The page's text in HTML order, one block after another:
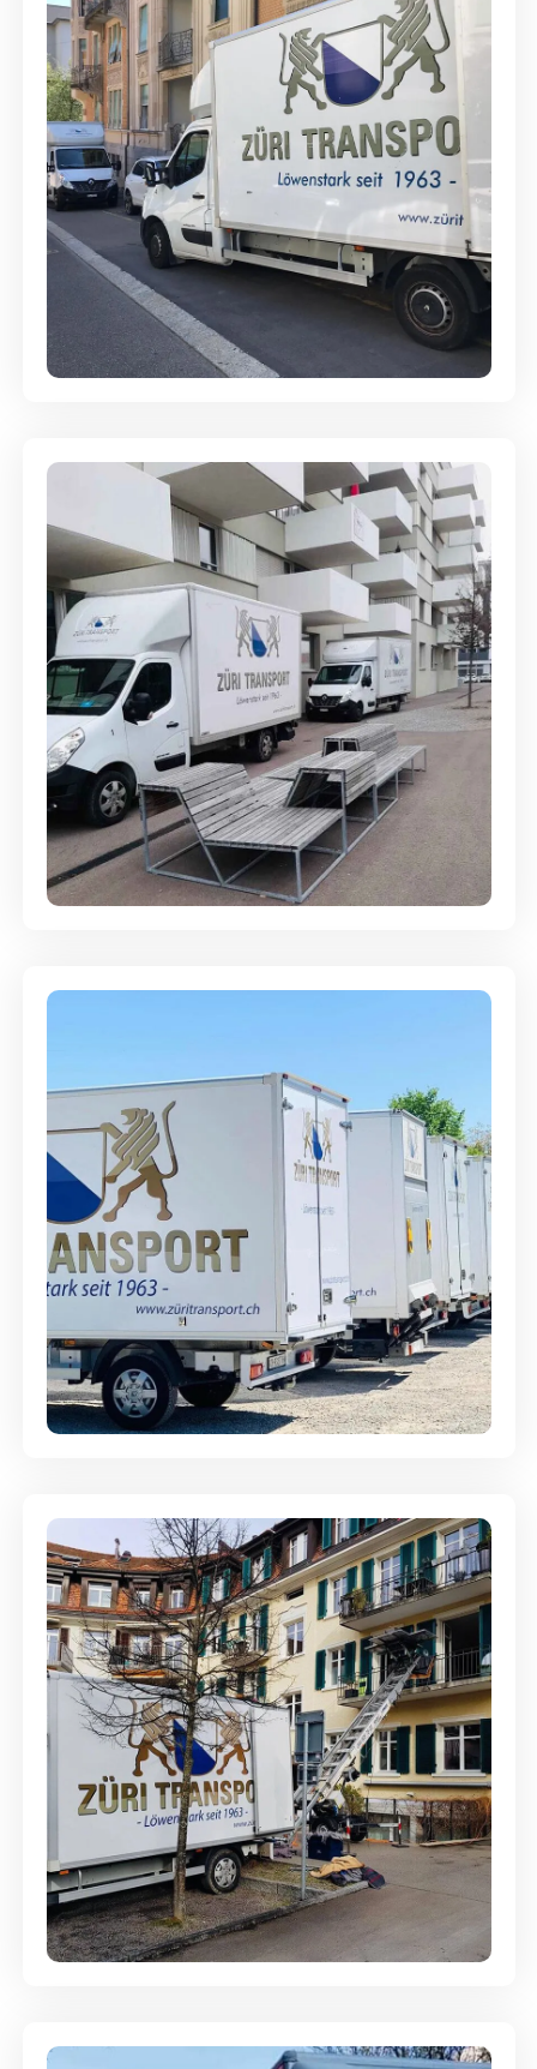
Full-Service - Für Privatumzüge
Umzugsreinigung - mit
Abgabegarantie
Möbellagerung - Alles sicher
aufbewahrt
Entsorgung & Räumung